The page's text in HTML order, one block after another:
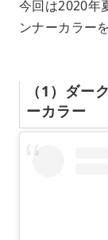
今回は2020年
ンナーカラー
（1）ダー
ーカラー